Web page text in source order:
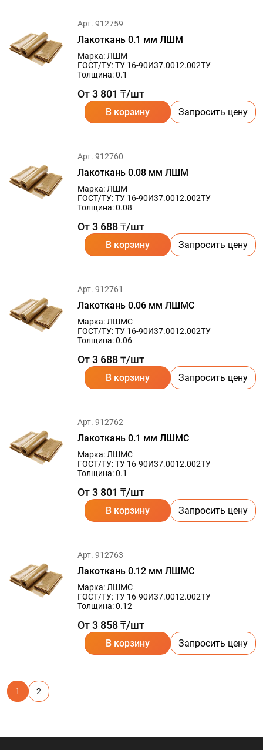
Арт. 912759
Лакоткань 0.1 мм ЛШМ
Марка: ЛШМ
ГОСТ/ТУ: ТУ 16-90И37.0012.002ТУ
Толщина: 0.1
От 3 801 ₸/шт
В корзину Запросить цену
Арт. 912760
Лакоткань 0.08 мм ЛШМ
Марка: ЛШМ
ГОСТ/ТУ: ТУ 16-90И37.0012.002ТУ
Толщина: 0.08
От 3 688 ₸/шт
В корзину Запросить цену
Арт. 912761
Лакоткань 0.06 мм ЛШМС
Марка: ЛШМС
ГОСТ/ТУ: ТУ 16-90И37.0012.002ТУ
Толщина: 0.06
От 3 688 ₸/шт
В корзину Запросить цену
Арт. 912762
Лакоткань 0.1 мм ЛШМС
Марка: ЛШМС
ГОСТ/ТУ: ТУ 16-90И37.0012.002ТУ
Толщина: 0.1
От 3 801 ₸/шт
В корзину Запросить цену
Арт. 912763
Лакоткань 0.12 мм ЛШМС
Марка: ЛШМС
ГОСТ/ТУ: ТУ 16-90И37.0012.002ТУ
Толщина: 0.12
От 3 858 ₸/шт
В корзину Запросить цену
1 2